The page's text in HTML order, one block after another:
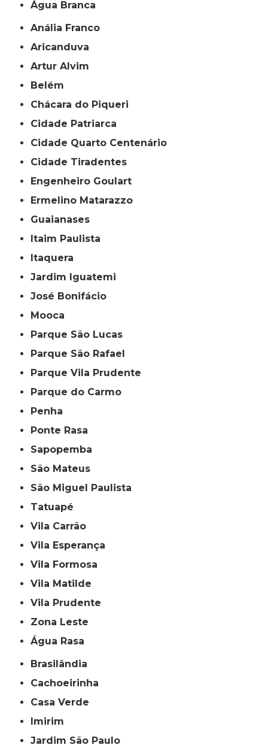
Água Branca
Anália Franco
Aricanduva
Artur Alvim
Belém
Chácara do Piqueri
Cidade Patriarca
Cidade Quarto Centenário
Cidade Tiradentes
Engenheiro Goulart
Ermelino Matarazzo
Guaianases
Itaim Paulista
Itaquera
Jardim Iguatemi
José Bonifácio
Mooca
Parque São Lucas
Parque São Rafael
Parque Vila Prudente
Parque do Carmo
Penha
Ponte Rasa
Sapopemba
São Mateus
São Miguel Paulista
Tatuapé
Vila Carrão
Vila Esperança
Vila Formosa
Vila Matilde
Vila Prudente
Zona Leste
Água Rasa
Brasilândia
Cachoeirinha
Casa Verde
Imirim
Jardim São Paulo